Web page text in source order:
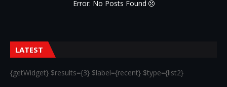
Error: No Posts Found
LATEST
{getWidget} $results={3} $label={recent} $type={list2}